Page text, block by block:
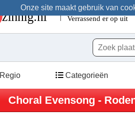
Onze site maakt gebruik van
Regio Categorieën
Choral Evensong -